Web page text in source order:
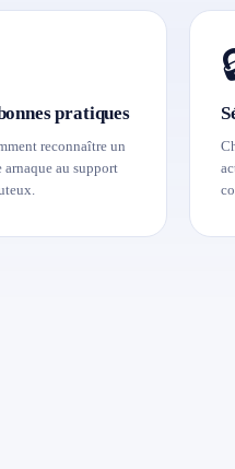
pratiques
reconnaître un
au support